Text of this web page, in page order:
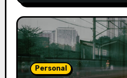
Personal